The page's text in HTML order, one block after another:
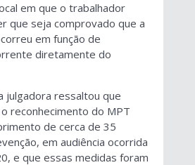
em que o trabalhador
que seja comprovado que a
em função de
diretamente do
julgadora ressaltou que
reconhecimento do MPT
de cerca de 35
em audiência ocorrida
e que essas medidas foram